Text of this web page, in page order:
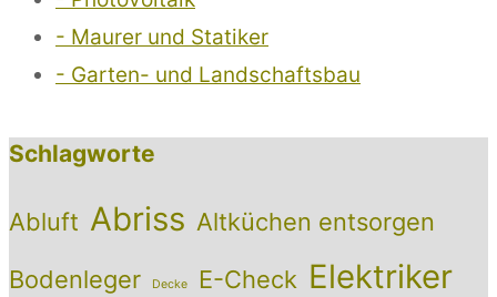
- Maurer und Statiker
- Garten- und Landschaftsbau
Schlagworte
Abluft Abriss Altküchen entsorgen
Bodenleger
Decke E-Check Elektriker